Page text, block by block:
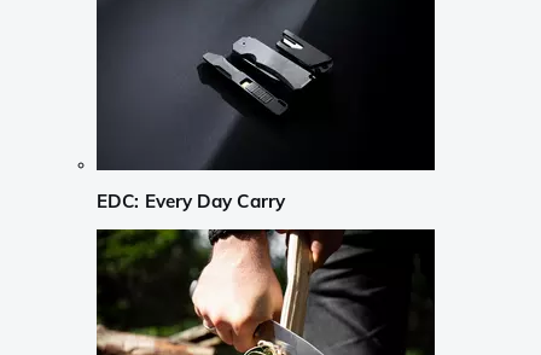
EDC: Every Day Carry